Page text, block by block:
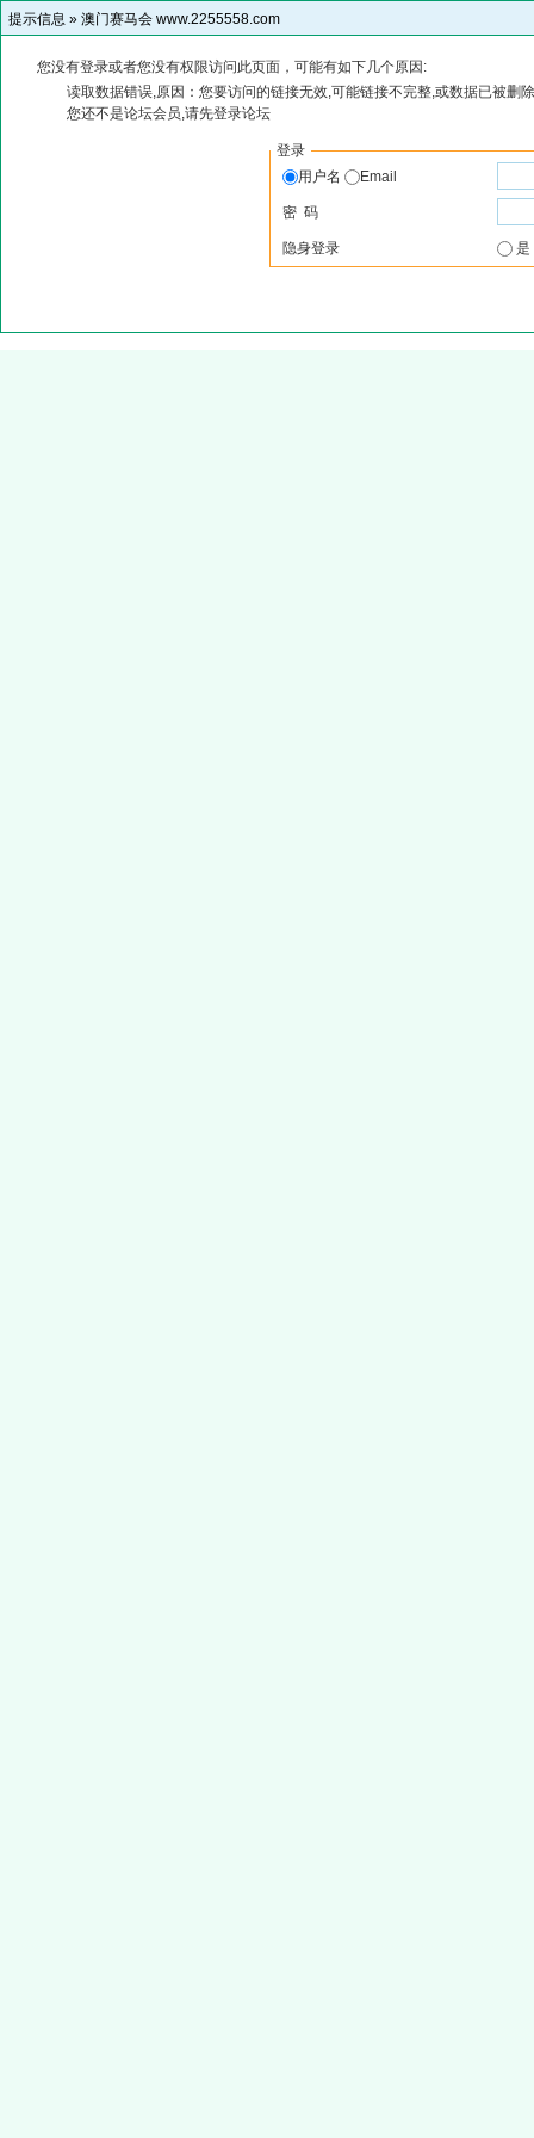
提示信息 » 澳门赛马会 www.2255558.com
您没有登录或者您没有权限访问此页面，可能有如下几个原因:
读取数据错误,原因：您要访问的链接无效,可能链接不完整,或数据已被删
您还不是论坛会员,请先登录论坛
登录
用户名
Email
密 码
隐身登录